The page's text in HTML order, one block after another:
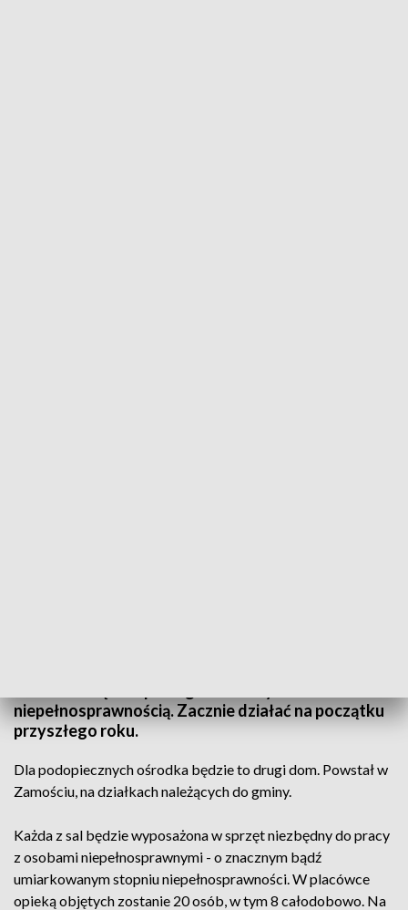
niepełnosprawnością. Zacznie działać na początku
przyszłego roku.
Dla podopiecznych ośrodka będzie to drugi dom. Powstał w
Zamościu, na działkach należących do gminy.
Każda z sal będzie wyposażona w sprzęt niezbędny do pracy
z osobami niepełnosprawnymi - o znacznym bądź
umiarkowanym stopniu niepełnosprawności. W placówce
opieką objętych zostanie 20 osób, w tym 8 całodobowo. Na